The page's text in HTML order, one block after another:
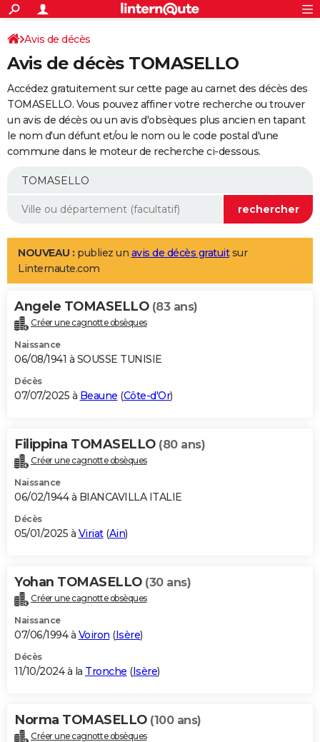
ACTUALITÉS
Politique
Société
Faits Divers
Education
Monde
Villes
+
SPORT
Coupe du monde 2026
Football
Tennis
Cyclisme
Rugby
Forum
Programme TV
TNT
Streaming
Cinéma
Sorties cinéma
Musique
+
FINANCE
Impôts
Immobilier
Risques naturels par ville
Banque
Assurance
Crédit
AUTO
Essais
Réserver un essai
Citadines
Berlines
SUV
Forum auto
+
Mobiles
Meilleur smartphone
Internet
Ordinateurs
Jeux vidéo
Guide high-tech
Aménagement intérieur
LIFESTYLE
Art de vivre
Bien-être
Loisirs
Mode
Modes de vie
Alimentation
Guide de la santé
Maladies
Médicaments
Sommeil
VOYAGE
Destinations
City break
Voyage nature
Voyage de noces
Forum
Climat
+PHOTO
GUIDES D'ACHAT
BONS PLANS
Carte de Noël
Carte Bonne année
Carte Saint-Valentin
Carte Pâques
Carte d'anniversaire
DICTIONNAIRE
Dictionnaire
Biographies
Citations
Expressions
Proverbes
PROGRAMME TV
S'inscrire
Se connecter
Lycées
Collèges
Primaires
Universités
Entreprises
Service militaire
Avis de recherche
AVIS DE DÉCÈS
Bricolage
Lifestyle
Culture
Sport
Auto
Television
Voyage
Cinema
Avis de décès
Avis de décès TOMASELLO
Accédez gratuitement sur cette page au carnet des décès des
TOMASELLO. Vous pouvez affiner votre recherche ou trouver
un avis de décès ou un avis d'obsèques plus ancien en tapant
le nom d'un défunt et/ou le nom ou le code postal d'une
commune dans le moteur de recherche ci-dessous.
NOUVEAU : publiez un avis de décès gratuitsur
Linternaute.com
Angele TOMASELLO (83 ans)
Créer une cagnotte obsèques
Naissance
06/08/1941 à SOUSSE TUNISIE
Décès
07/07/2025 à Beaune (Côte-d'Or)
Filippina TOMASELLO (80 ans)
Créer une cagnotte obsèques
Naissance
06/02/1944 à BIANCAVILLA ITALIE
Décès
05/01/2025 à Viriat(Ain)
Yohan TOMASELLO (30 ans)
Créer une cagnotte obsèques
Naissance
07/06/1994 à Voiron (Isère)
Décès
11/10/2024 à la Tronche (Isère)
Norma TOMASELLO (100 ans)
Créer une cagnotte obsèques